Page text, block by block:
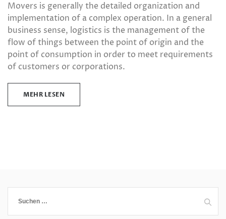
Movers is generally the detailed organization and
implementation of a complex operation. In a general
business sense, logistics is the management of the
flow of things between the point of origin and the
point of consumption in order to meet requirements
of customers or corporations.
MEHR LESEN
nach: